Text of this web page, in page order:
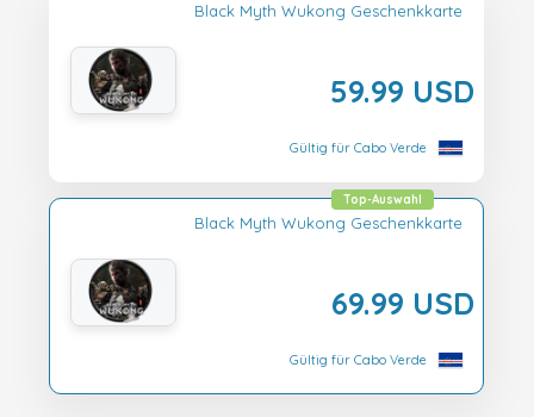
Black Myth Wukong Geschenkkarte
59.99 USD
Gültig für Cabo Verde
Black Myth Wukong Geschenkkarte
69.99 USD
Top-Auswahl
Gültig für Cabo Verde